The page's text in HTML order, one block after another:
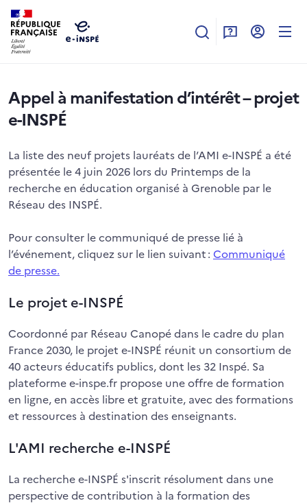
Appel à manifestation d’intérêt – projet
e-INSPÉ
La liste des neuf projets lauréats de l’AMI e-INSPÉ a été
présentée le 4 juin 2026 lors du Printemps de la
recherche en éducation organisé à Grenoble par le
Réseau des INSPÉ.
Pour consulter le communiqué de presse lié à
l’événement, cliquez sur le lien suivant : Communiqué
de presse.
Le projet e-INSPÉ
Coordonné par Réseau Canopé dans le cadre du plan
France 2030, le projet e-INSPÉ réunit un consortium de
40 acteurs éducatifs publics, dont les 32 Inspé. Sa
plateforme e-inspe.fr propose une offre de formation
en ligne, en accès libre et gratuite, avec des formations
et ressources à destination des enseignants.
L'AMI recherche e-INSPÉ
La recherche e-INSPÉ s'inscrit résolument dans une
perspective de contribution à la formation des